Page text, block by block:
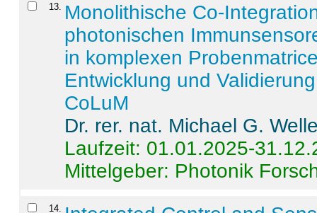
13
Monolithische Co-
photonischen
in komplexen
Entwicklung und
CoLuM
Dr. rer. nat. Michael G.
Laufzeit: 01.01.2025-
Mittelgeber: Photonik
14